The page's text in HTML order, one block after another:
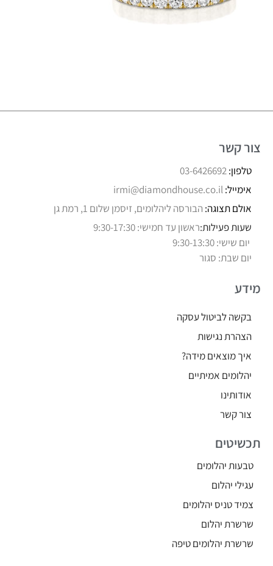
צור קשר
טלפון:03-6426692
אימייל:irmi@diamondhouse.co.il
אולם תצוגה: הבורסה ליהלומים, זיסמן שלום 1, רמת גן
שעות פעילות:ראשון עד חמישי: 9:30-17:30
יום שישי: 9:30-13:30
יום שבת: סגור
מידע
בקשה לביטול עסקה
הצהרת נגישות
איך מוצאים מידה?
יהלומים אמיתיים
אודותינו
צור קשר
תכשיטים
טבעות יהלומים
עגילי יהלום
צמיד טניס יהלומים
שרשרת יהלום
שרשרת יהלומים טיפה